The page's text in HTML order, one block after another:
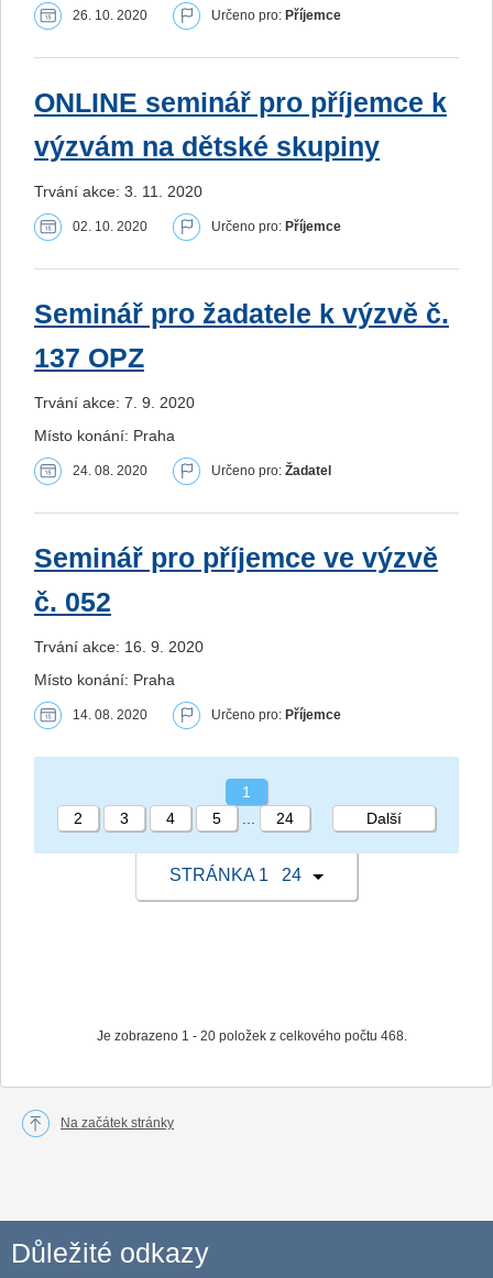
26. 10. 2020 Určeno pro: Příjemce
ONLINE seminář pro příjemce k
výzvám na dětské skupiny
Trvání akce: 3. 11. 2020
02. 10. 2020 Určeno pro: Příjemce
Seminář pro žadatele k výzvě č.
137 OPZ
Trvání akce: 7. 9. 2020
Místo konání: Praha
24. 08. 2020 Určeno pro: Žadatel
Seminář pro příjemce ve výzvě
č. 052
Trvání akce: 16. 9. 2020
Místo konání: Praha
14. 08. 2020 Určeno pro: Příjemce
STRÁNKA 1 24
Je zobrazeno 1 - 20 položek z celkového počtu 468.
1
2
3 4 5 24 Další
Na začátek stránky
Důležité odkazy